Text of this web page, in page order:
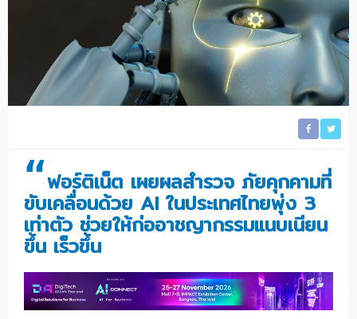
“ฟอร์ติเน็ต เผยผลสำรวจ ภัยคุกคามที่
ขับเคลื่อนด้วย AI ในประเทศไทยพุ่ง 3
เท่าตัว ช่วยให้ก่ออาชญากรรมแนบเนียน
ขึ้น เร็วขึ้น